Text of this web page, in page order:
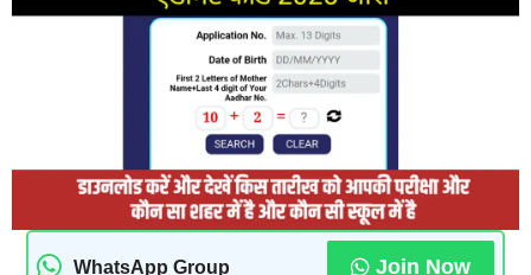
WhatsApp Group Join Now